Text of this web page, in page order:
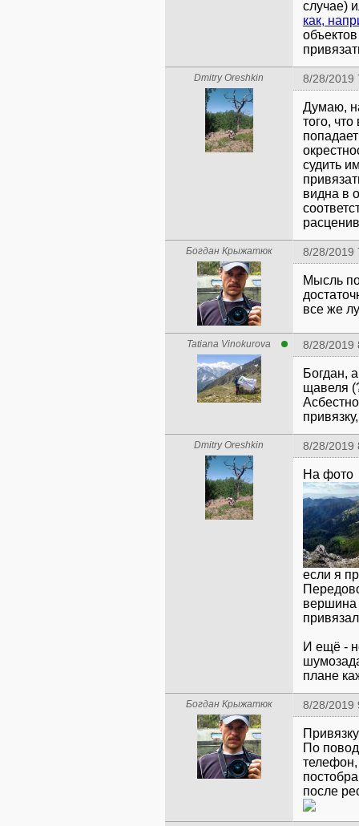
случае)
как,
Dmitry Oreshkin 8/28/2019
Думаю,
того,
судить
видна в
Богдан Крыжатюк 8/28/2019
Мысль
все же
Tatiana Vinokurova 8/28/2019
Богдан,
щавеля
Dmitry Oreshkin 8/28/2019
вершина
И ещё -
плане
Богдан Крыжатюк 8/28/2019
По